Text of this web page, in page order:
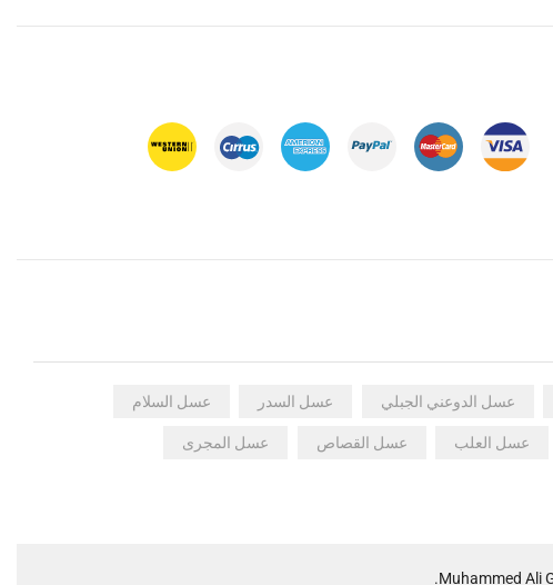
عسل الدوعني الجبلي عسل السدر عسل السلام
عسل العلب عسل القصاص عسل المجرى